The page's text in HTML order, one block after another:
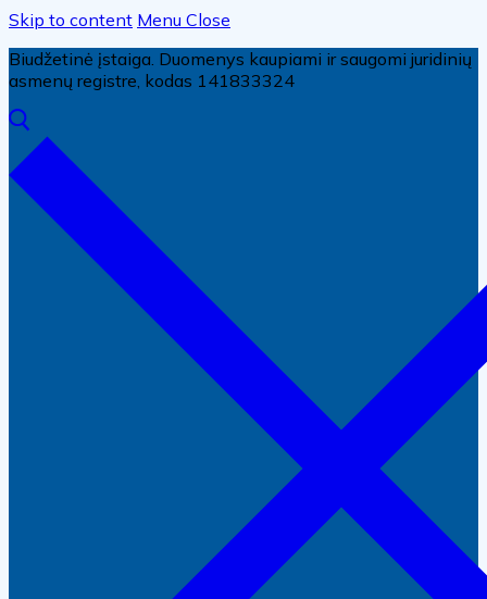
Skip to content Menu Close
Biudžetinė įstaiga. Duomenys kaupiami ir saugomi juridinių
asmenų registre, kodas 141833324